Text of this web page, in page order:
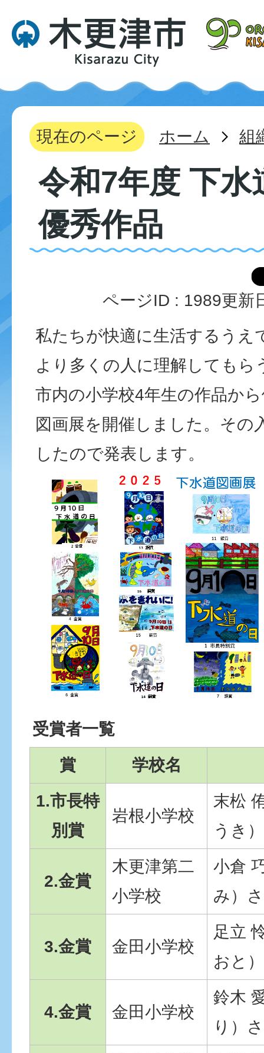
現在のページ ホーム 組
令和7年度 下水
優秀作品
ページID : 1989更新
私たちが快適に生活するうえ
より多くの人に理解してもら
市内の小学校4年生の作品か
図画展を開催しました。その
したので発表します。
受賞者一覧
賞
学校名
1.市長特
別賞
岩根小学校
末松
うき
2.金賞
木更津第二
小学校
小倉
み）
3.金賞 金田小学校
足立
おと
4.金賞 金田小学校
鈴木
り）